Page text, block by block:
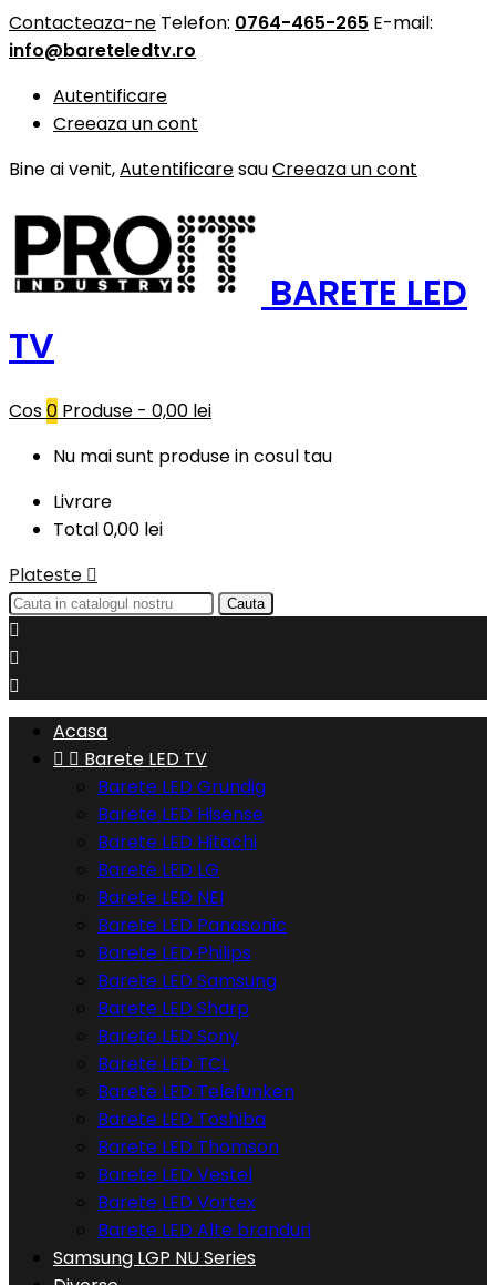
Contacteaza-ne Telefon: 0764-465-265 E-mail:
info@bareteledtv.ro
Autentificare
Creeaza un cont
Bine ai venit,AutentificaresauCreeaza un cont
BARETE LED
TV
Cos0 Produse - 0,00 lei
Nu mai sunt produse in cosul tau
Livrare
Total0,00 lei
Plateste 
Cauta



Acasa
  Barete LED TV
Barete LED Grundig
Barete LED Hisense
Barete LED Hitachi
Barete LED LG
Barete LED NEI
Barete LED Panasonic
Barete LED Philips
Barete LED Samsung
Barete LED Sharp
Barete LED Sony
Barete LED TCL
Barete LED Telefunken
Barete LED Toshiba
Barete LED Thomson
Barete LED Vestel
Barete LED Vortex
Barete LED Alte branduri
Samsung LGP NU Series